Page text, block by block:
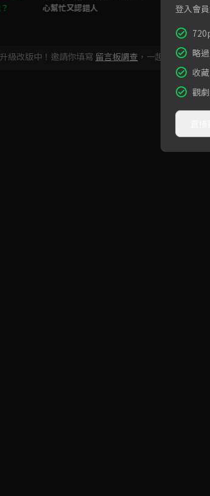
心幫忙又認錯人
見的小哥哥
級改版中！邀請你填寫 留言板調查 ，一起共創新版留
登入會
略
收
觀